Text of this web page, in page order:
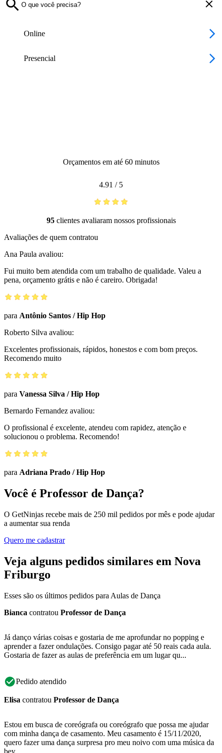
Online
Presencial
Orçamentos em até 60 minutos
4.91 / 5
95clientes avaliaram nossos profissionais
Avaliações de quem contratou
Ana Paula avaliou:
Fui muito bem atendida com um trabalho de qualidade. Valeu a
pena, orçamento grátis e não é careiro. Obrigada!
para Antônio Santos /Hip Hop
Roberto Silva avaliou:
Excelentes profissionais, rápidos, honestos e com bom preços.
Recomendo muito
para Vanessa Silva /Hip Hop
Bernardo Fernandez avaliou:
O profissional é excelente, atendeu com rapidez, atenção e
solucionou o problema. Recomendo!
para Adriana Prado /Hip Hop
Você é Professor de Dança?
O GetNinjas recebe mais de 250 mil pedidos por mês e pode ajudar
a aumentar sua renda
Quero me cadastrar
Veja alguns pedidos similares em Nova
Friburgo
Esses são os últimos pedidos para Aulas de Dança
Bianca contratou Professor de Dança
Já danço várias coisas e gostaria de me aprofundar no popping e
aprender a fazer ondulações. Consigo pagar até 50 reais cada aula.
Gostaria de fazer as aulas de preferência em um lugar qu...
Pedido atendido
Elisa contratou Professor de Dança
Estou em busca de coreógrafa ou coreógrafo que possa me ajudar
com minha dança de casamento. Meu casamento é 15/11/2020,
quero fazer uma dança surpresa pro meu noivo com uma música da
bey...